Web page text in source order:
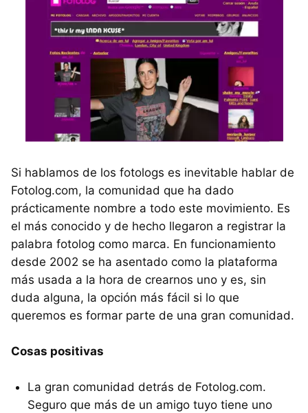
Si hablamos de los fotologs es inevitable hablar de
Fotolog.com, la comunidad que ha dado
prácticamente nombre a todo este movimiento. Es
el más conocido y de hecho llegaron a registrar la
palabra fotolog como marca. En funcionamiento
desde 2002 se ha asentado como la plataforma
más usada a la hora de crearnos uno y es, sin
duda alguna, la opción más fácil si lo que
queremos es formar parte de una gran comunidad.
Cosas positivas
La gran comunidad detrás de Fotolog.com.
Seguro que más de un amigo tuyo tiene uno